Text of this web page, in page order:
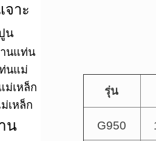
จาะ
น
นแท่น
นแม่
ม่เหล็ก
เหล็ก
น
รุ่น
G950